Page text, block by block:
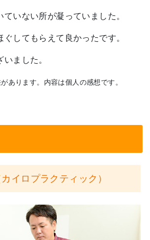
ていない所が凝っていました。
ぐしてもらえて良かったです。
ました。
あります。内容は個人の感想です。
イロプラクティック）